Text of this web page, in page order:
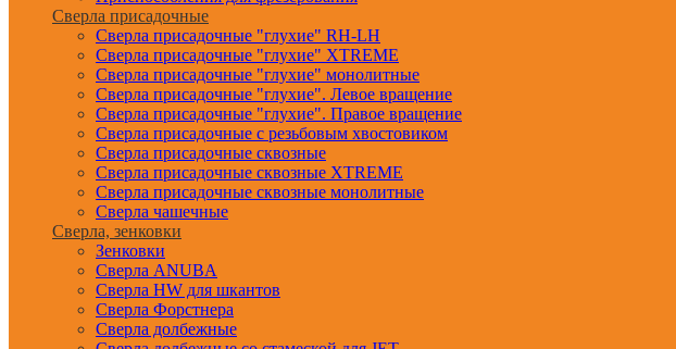
Сверла присадочные
Сверла присадочные "глухие" RH-LH
Сверла присадочные "глухие" XTREME
Сверла присадочные "глухие" монолитные
Сверла присадочные "глухие". Левое вращение
Сверла присадочные "глухие". Правое вращение
Сверла присадочные с резьбовым хвостовиком
Сверла присадочные сквозные
Сверла присадочные сквозные XTREME
Сверла присадочные сквозные монолитные
Сверла чашечные
Сверла, зенковки
Зенковки
Сверла ANUBA
Сверла HW для шкантов
Сверла Форстнера
Сверла долбежные